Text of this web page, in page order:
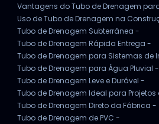
Vantagens do Tubo de Drenagem
Uso de Tubo de Drenagem na
Tubo de Drenagem Subterrânea -
Tubo de Drenagem Rápida Entrega -
Tubo de Drenagem para Sistemas de
Tubo de Drenagem para Água Pluvial -
Tubo de Drenagem Leve e Durável -
Tubo de Drenagem Ideal para
Tubo de Drenagem Direto da Fábrica -
Tubo de Drenagem de PVC -